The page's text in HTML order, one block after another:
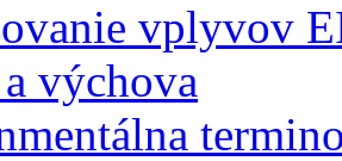
vplyvov
výchova